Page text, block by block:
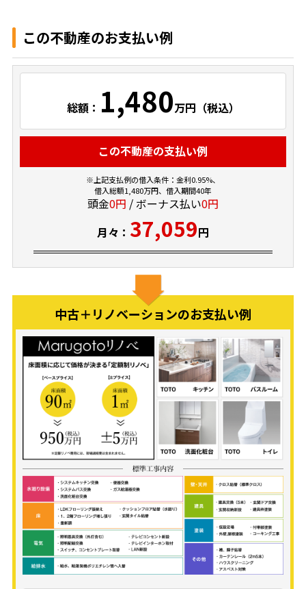
この不動産のお支払い例
総額： 1,480万円（税込）
この不動産の支払い例
※上記支払例の借入条件：金利0.95%、
借入総額1,480万円、借入期間40年
頭金0円 / ボーナス払い0円
月々： 37,059円
中古＋リノベーションのお支払い例